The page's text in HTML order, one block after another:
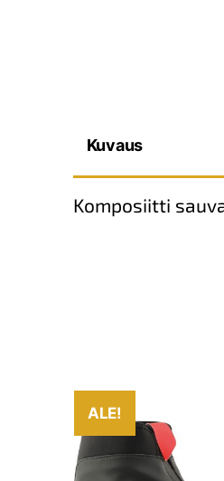
Kuvaus
Komposiitti
ALE!